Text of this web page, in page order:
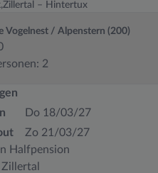
Zillertal – Hintertux
Vogelnest / Alpenstern (200)
2
Do 18/03/27
Zo 21/03/27
Halfpension